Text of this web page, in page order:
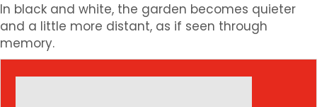
In black and white, the garden becomes quieter
and a little more distant, as if seen through
memory.